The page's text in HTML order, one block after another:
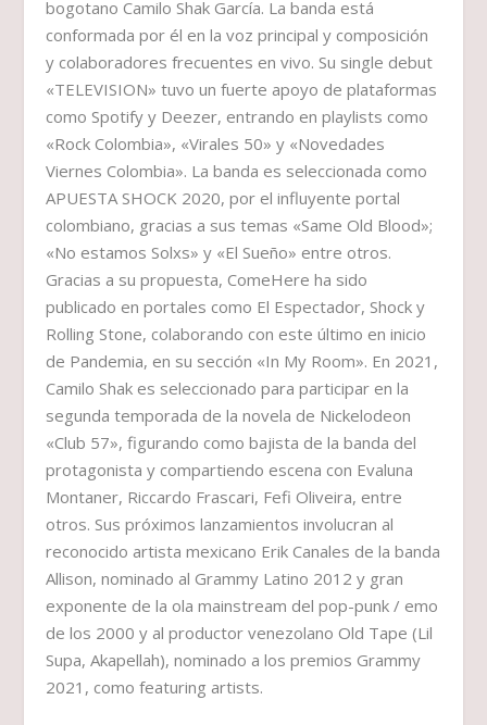
bogotano Camilo Shak García. La banda está
conformada por él en la voz principal y composición
y colaboradores frecuentes en vivo. Su single debut
«TELEVISION» tuvo un fuerte apoyo de plataformas
como Spotify y Deezer, entrando en playlists como
«Rock Colombia», «Virales 50» y «Novedades
Viernes Colombia». La banda es seleccionada como
APUESTA SHOCK 2020, por el influyente portal
colombiano, gracias a sus temas «Same Old Blood»;
«No estamos Solxs» y «El Sueño» entre otros.
Gracias a su propuesta, ComeHere ha sido
publicado en portales como El Espectador, Shock y
Rolling Stone, colaborando con este último en inicio
de Pandemia, en su sección «In My Room». En 2021,
Camilo Shak es seleccionado para participar en la
segunda temporada de la novela de Nickelodeon
«Club 57», figurando como bajista de la banda del
protagonista y compartiendo escena con Evaluna
Montaner, Riccardo Frascari, Fefi Oliveira, entre
otros. Sus próximos lanzamientos involucran al
reconocido artista mexicano Erik Canales de la banda
Allison, nominado al Grammy Latino 2012 y gran
exponente de la ola mainstream del pop-punk / emo
de los 2000 y al productor venezolano Old Tape (Lil
Supa, Akapellah), nominado a los premios Grammy
2021, como featuring artists.